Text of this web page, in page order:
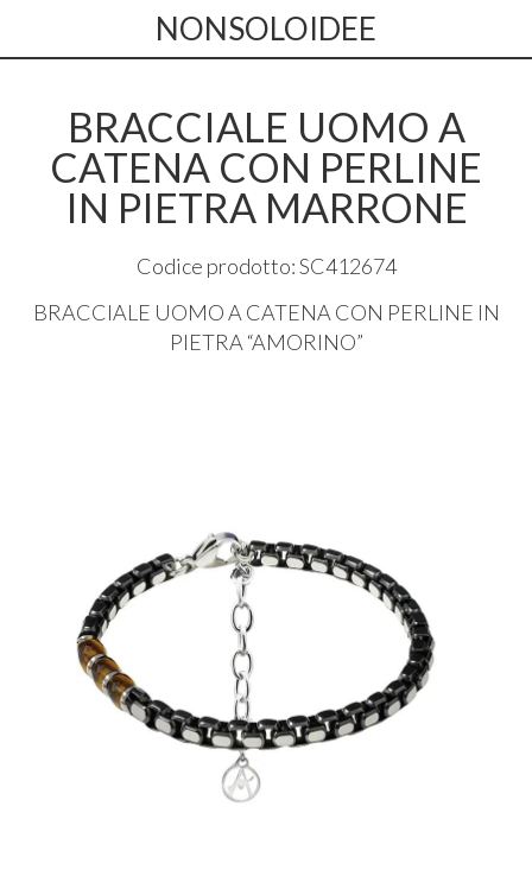
NONSOLOIDEE
BRACCIALE UOMO A
CATENA CON PERLINE
IN PIETRA MARRONE
Codice prodotto: SC412674
BRACCIALE UOMOA CATENA CON PERLINE IN
PIETRA “AMORINO”